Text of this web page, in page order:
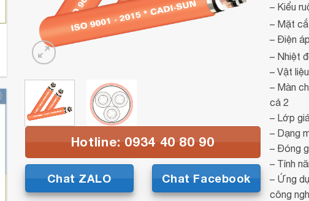
Hotline: 0934 40 80 90
Chat ZALO Chat Facebook
– Kiểu
– Mặt
– Điện
– Nhiệt
– Vật
– Màn
cả 2
– Lớp
– Dạng
– Đóng
– Tính
– Ứng
công